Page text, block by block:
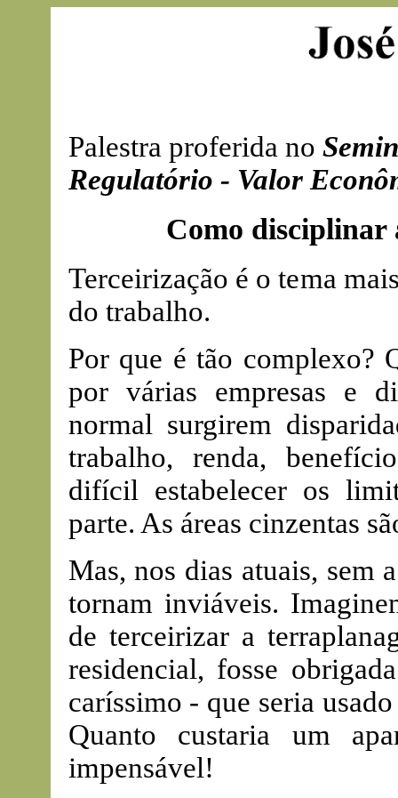
Palestra proferida no
Regulatório - Valor
Como disciplinar
Terceirização é o tema
do trabalho.
Por que é tão complexo?
por várias empresas e
normal surgirem
trabalho, renda,
difícil estabelecer os
parte. As áreas cinzentas
Mas, nos dias atuais, sem
tornam inviáveis.
de terceirizar a
residencial, fosse
caríssimo - que seria
Quanto custaria um
impensável!